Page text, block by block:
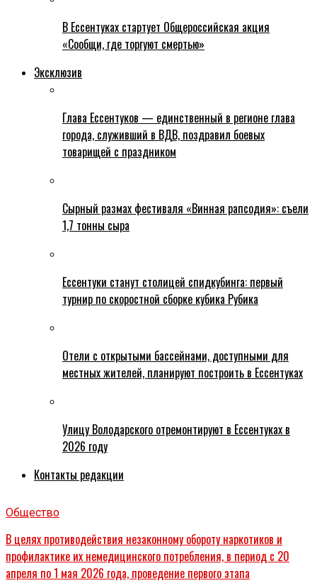
В Ессентуках стартует Общероссийская акция
«Сообщи, где торгуют смертью»
Эксклюзив
Глава Ессентуков — единственный в регионе глава
города, служивший в ВДВ, поздравил боевых
товарищей с праздником
Сырный размах фестиваля «Винная рапсодия»: съели
1,7 тонны сыра
Ессентуки станут столицей спидкубинга: первый
турнир по скоростной сборке кубика Рубика
Отели с открытыми бассейнами, доступными для
местных жителей, планируют построить в Ессентуках
Улицу Володарского отремонтируют в Ессентуках в
2026 году
Контакты редакции
Общество
В целях противодействия незаконному обороту наркотиков и
профилактике их немедицинского потребления, в период с 20
апреля по 1 мая 2026 года, проведение первого этапа